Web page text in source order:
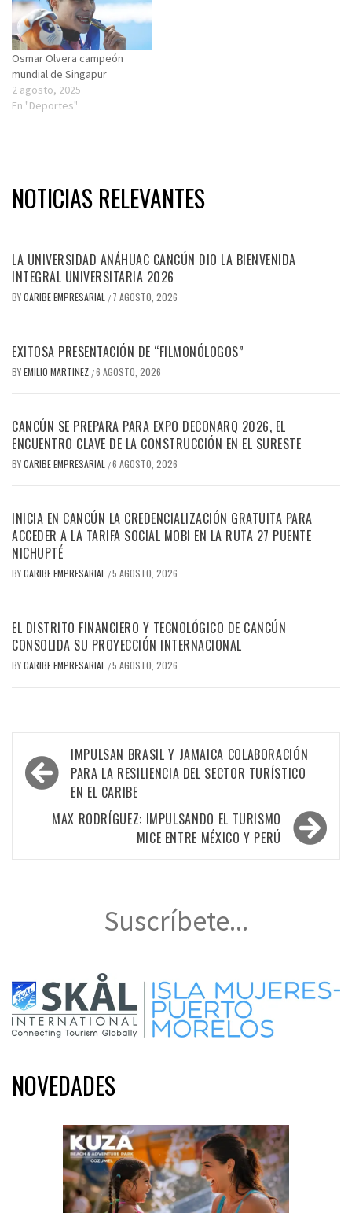
Osmar Olvera campeón
mundial de Singapur
2 agosto, 2025
En "Deportes"
NOTICIAS RELEVANTES
LA UNIVERSIDAD ANÁHUAC CANCÚN DIO LA BIENVENIDA
INTEGRAL UNIVERSITARIA 2026
BYCARIBE EMPRESARIAL / 7 AGOSTO, 2026
EXITOSA PRESENTACIÓN DE “FILMONÓLOGOS”
BYEMILIO MARTINEZ /6 AGOSTO, 2026
CANCÚN SE PREPARA PARA EXPO DECONARQ 2026, EL
ENCUENTRO CLAVE DE LA CONSTRUCCIÓN EN EL SURESTE
BYCARIBE EMPRESARIAL /6 AGOSTO, 2026
INICIA EN CANCÚN LA CREDENCIALIZACIÓN GRATUITA PARA
ACCEDER A LA TARIFA SOCIAL MOBI EN LA RUTA 27 PUENTE
NICHUPTÉ
BYCARIBE EMPRESARIAL /5 AGOSTO, 2026
EL DISTRITO FINANCIERO Y TECNOLÓGICO DE CANCÚN
CONSOLIDA SU PROYECCIÓN INTERNACIONAL
BYCARIBE EMPRESARIAL /5 AGOSTO, 2026
Navegación
de
entradas
IMPULSAN BRASIL Y JAMAICA COLABORACIÓN
PARA LA RESILIENCIA DEL SECTOR TURÍSTICO
EN EL CARIBE
MAX RODRÍGUEZ: IMPULSANDO EL TURISMO
MICE ENTRE MÉXICO Y PERÚ
Suscríbete...
NOVEDADES